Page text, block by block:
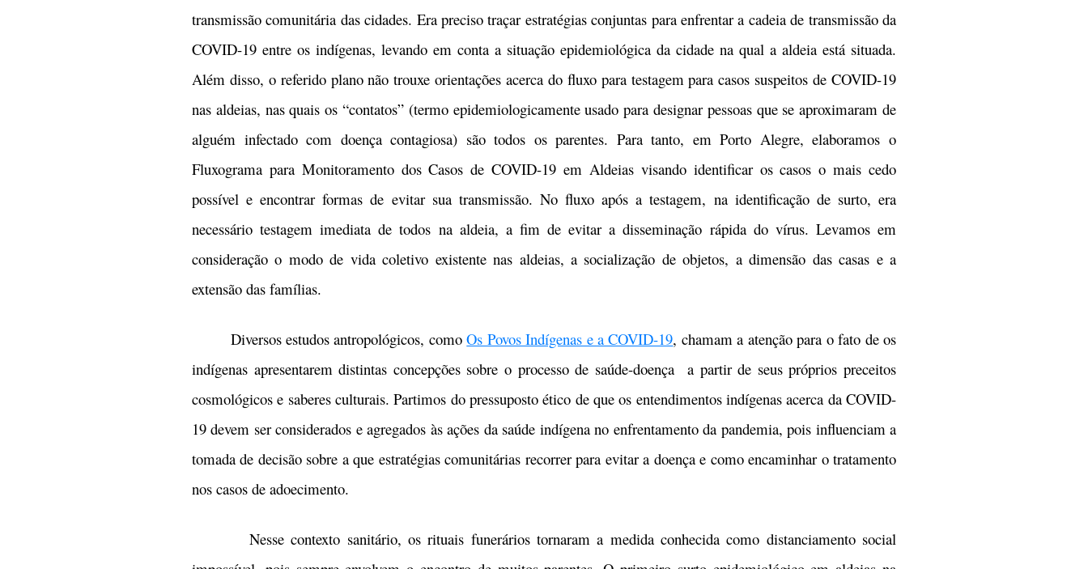
transmissão comunitária das cidades. Era preciso traçar estratégias conjuntas para enfrentar a cadeia de transmissão da
COVID-19 entre os indígenas, levando em conta a situação epidemiológica da cidade na qual a aldeia está situada.
Além disso, o referido plano não trouxe orientações acerca do fluxo para testagem para casos suspeitos de COVID-19
nas aldeias, nas quais os “contatos” (termo epidemiologicamente usado para designar pessoas que se aproximaram de
alguém infectado com doença contagiosa) são todos os parentes. Para tanto, em Porto Alegre, elaboramos o
Fluxograma para Monitoramento dos Casos de COVID-19 em Aldeias visando identificar os casos o mais cedo
possível e encontrar formas de evitar sua transmissão. No fluxo após a testagem, na identificação de surto, era
necessário testagem imediata de todos na aldeia, a fim de evitar a disseminação rápida do vírus. Levamos em
consideração o modo de vida coletivo existente nas aldeias, a socialização de objetos, a dimensão das casas e a
extensão das famílias.
Diversos estudos antropológicos, comoOs Povos Indígenas e a COVID-19, chamam a atenção para o fato de os
indígenas apresentarem distintas concepções sobre o processo de saúde-doença a partir de seus próprios preceitos
cosmológicos e saberes culturais. Partimos do pressuposto ético de que os entendimentos indígenas acerca da COVID-
19 devem ser considerados e agregados às ações da saúde indígena no enfrentamento da pandemia, pois influenciam a
tomada de decisão sobre a que estratégias comunitárias recorrer para evitar a doença e como encaminhar o tratamento
nos casos de adoecimento.
Nesse contexto sanitário, os rituais funerários tornaram a medida conhecida como distanciamento social